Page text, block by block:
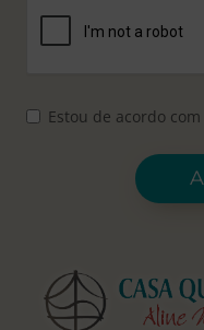
Estou de acordo com